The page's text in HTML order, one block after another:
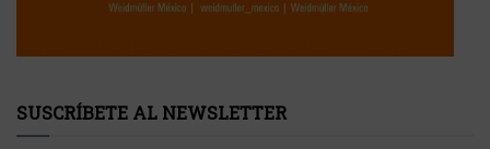
SUSCRÍBETE AL NEWSLETTER